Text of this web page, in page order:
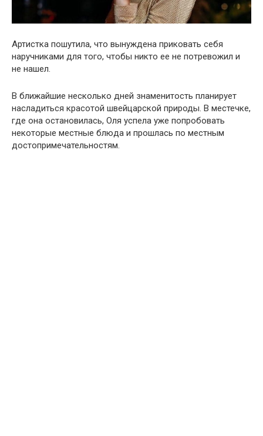
Артистка пошутила, что вынуждена приковать себя
наручниками для того, чтобы никто ее не потревожил и
не нашел.
В ближайшие несколько дней знаменитость планирует
насладиться красотой швейцарской природы. В местечке,
где она остановилась, Оля успела уже попробовать
некоторые местные блюда и прошлась по местным
достопримечательностям.